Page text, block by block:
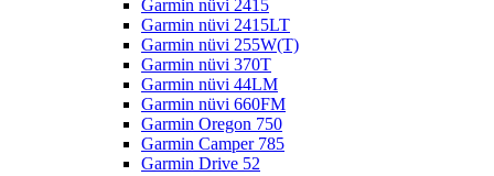
Garmin nüvi 2415
Garmin nüvi 2415LT
Garmin nüvi 255W(T)
Garmin nüvi 370T
Garmin nüvi 44LM
Garmin nüvi 660FM
Garmin Oregon 750
Garmin Camper 785
Garmin Drive 52